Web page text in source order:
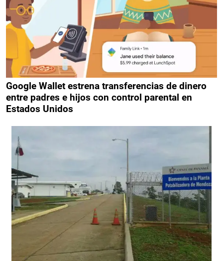
Google Wallet estrena transferencias de dinero
entre padres e hijos con control parental en
Estados Unidos